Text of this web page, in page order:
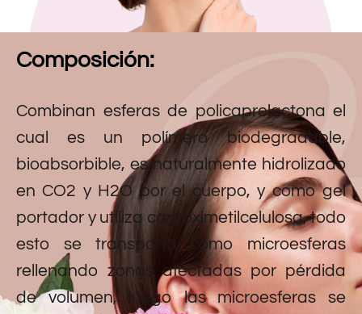
Composición:
Combinan esferas de policaprolactona el
cual es un polímero biodegradable,
bioabsorbible, es naturalmente hidrolizado
en CO2 y H2O por el cuerpo, y como gel
portador y utiliza carboximetilcelulosa, todo
esto se transporta como microesferas
rellenando zonas afectadas por pérdida
de volumen, luego las microesferas se